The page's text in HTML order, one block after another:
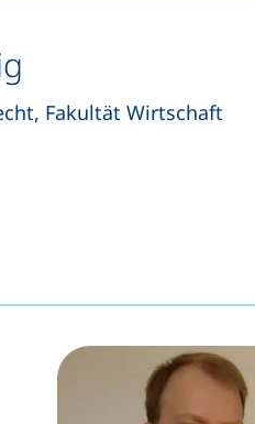
Fakultät Wirtschaft
Telefonanruf, wenn Ihr
Mail-Programm)